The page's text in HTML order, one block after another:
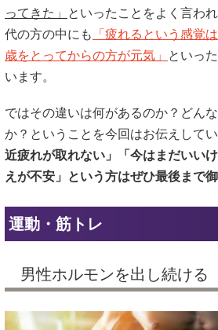
ってきた」
といったことをよく言わ
代の方の中にも
「疲れるという感覚
歳をとってからの方が元気」
といっ
います。
ではその違いは何があるのか？どん
か？ということを今回はお伝えしてい
近疲れが取れない」「今はまだいい
えが不安」という方はぜひ最後まで御
運動・筋トレ
男性ホルモンを出し続ける